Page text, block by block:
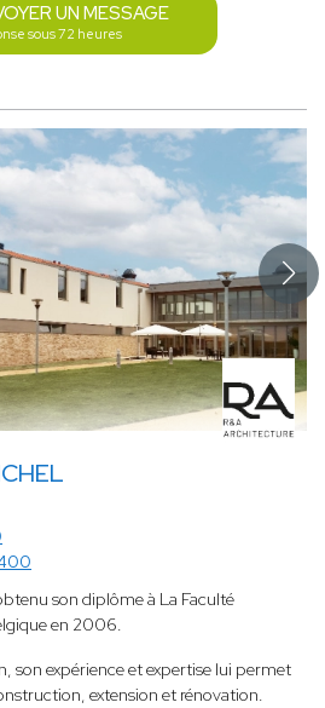
UN MESSAGE
sous 72 heures
son diplôme à La Faculté
en 2006.
son expérience et expertise lui permet
extension et rénovation.